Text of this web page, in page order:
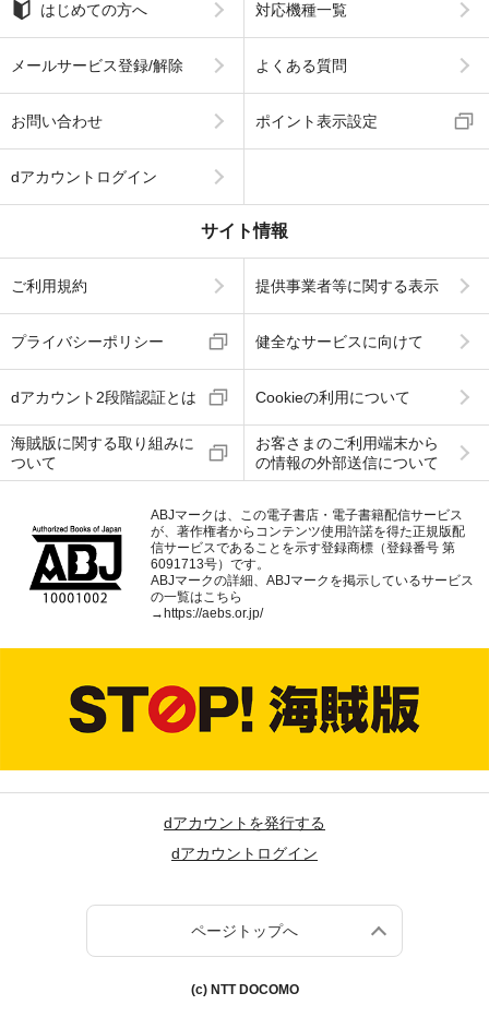
はじめての方へ 対応機種一覧
メールサービス登録/解除 よくある質問
お問い合わせ ポイント表示設定
dアカウントログイン
サイト情報
ご利用規約 提供事業者等に関する表示
プライバシーポリシー 健全なサービスに向けて
dアカウント2段階認証とは Cookieの利用について
海賊版に関する取り組みに
ついて
お客さまのご利用端末から
の情報の外部送信について
ABJマークは、この電子書店・電子書籍配信サービス
が、著作権者からコンテンツ使用許諾を得た正規版配
信サービスであることを示す登録商標（登録番号 第
6091713号）です。
ABJマークの詳細、ABJマークを掲示しているサービス
の一覧はこちら
→ https://aebs.or.jp/
dアカウントを発行する
dアカウントログイン
ページトップへ
(c) NTT DOCOMO